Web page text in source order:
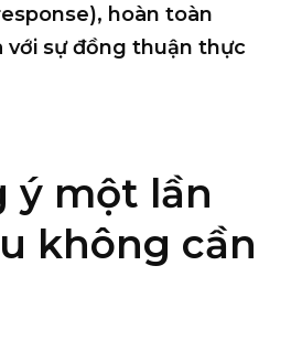
, hoàn toàn
sự đồng thuận thực
ý một lần
không cần